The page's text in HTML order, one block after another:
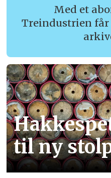
Med et
Treindustrien
til ny